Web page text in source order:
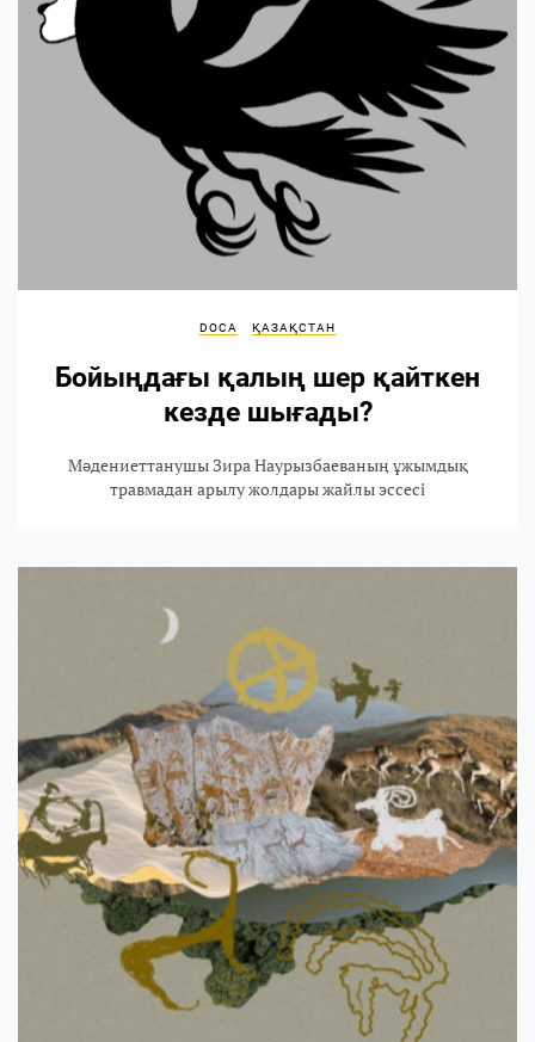
DOCA ҚАЗАҚСТАН
Бойыңдағы қалың шер қайткен
кезде шығады?
Мәдениеттанушы Зира Наурызбаеваның ұжымдық
травмадан арылу жолдары жайлы эссесі